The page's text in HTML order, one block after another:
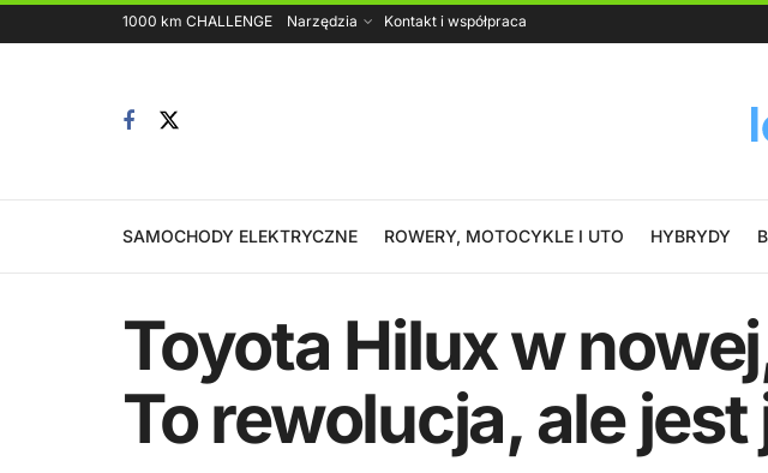
1000 km CHALLENGE Narzędzia Kontakt i współpraca
SAMOCHODY ELEKTRYCZNE ROWERY, MOTOCYKLE I UTO HYBRYDY
Toyota Hilux w
To rewolucja, ale